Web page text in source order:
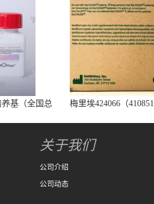
基（全国总
梅里埃424066（
关于我们
公司介绍
公司动态